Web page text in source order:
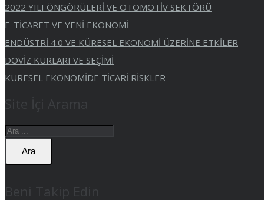
2022 YILI ÖNGÖRÜLERİ VE OTOMOTİV SEKTÖRÜ
E-TİCARET VE YENİ EKONOMİ
ENDÜSTRİ 4.0 VE KÜRESEL EKONOMİ ÜZERİNE ETKİLER
DÖVİZ KURLARI VE SEÇİMİ
KÜRESEL EKONOMİDE TİCARİ RİSKLER
Ara